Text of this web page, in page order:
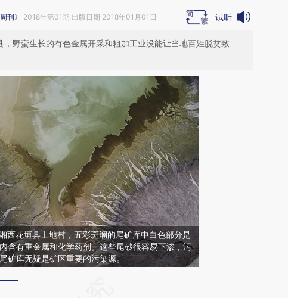
刊》 2018年第01期 出版日期 2018年01月01日 试听
野蛮生长的有色金属开采和粗加工业没能让当地百姓脱贫致
西花垣县土地村，五彩斑斓的尾矿库中白色部分是
含有重金属和化学药剂。这些尾砂很容易下渗，污
矿库无疑是矿区重要的污染源。